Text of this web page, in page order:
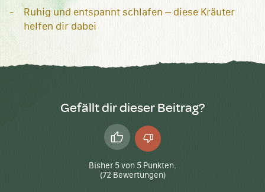
Ruhig und entspannt schlafen – diese Kräuter
helfen dir dabei
Gefällt dir dieser Beitrag?
Daumen
hoch
Daumen
runter
Bisher 5von 5 Punkten.
(72 Bewertungen)